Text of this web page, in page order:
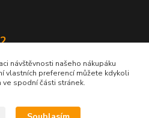
návštěvnosti našeho nákupáku
vlastních preferencí můžete kdykoli
ve spodní části stránek.